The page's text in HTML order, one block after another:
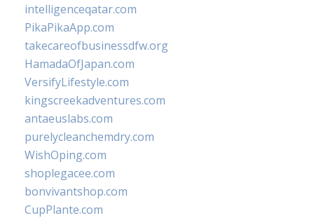
intelligenceqatar.com
PikaPikaApp.com
takecareofbusinessdfw.org
HamadaOfJapan.com
VersifyLifestyle.com
kingscreekadventures.com
antaeuslabs.com
purelycleanchemdry.com
WishOping.com
shoplegacee.com
bonvivantshop.com
CupPlante.com